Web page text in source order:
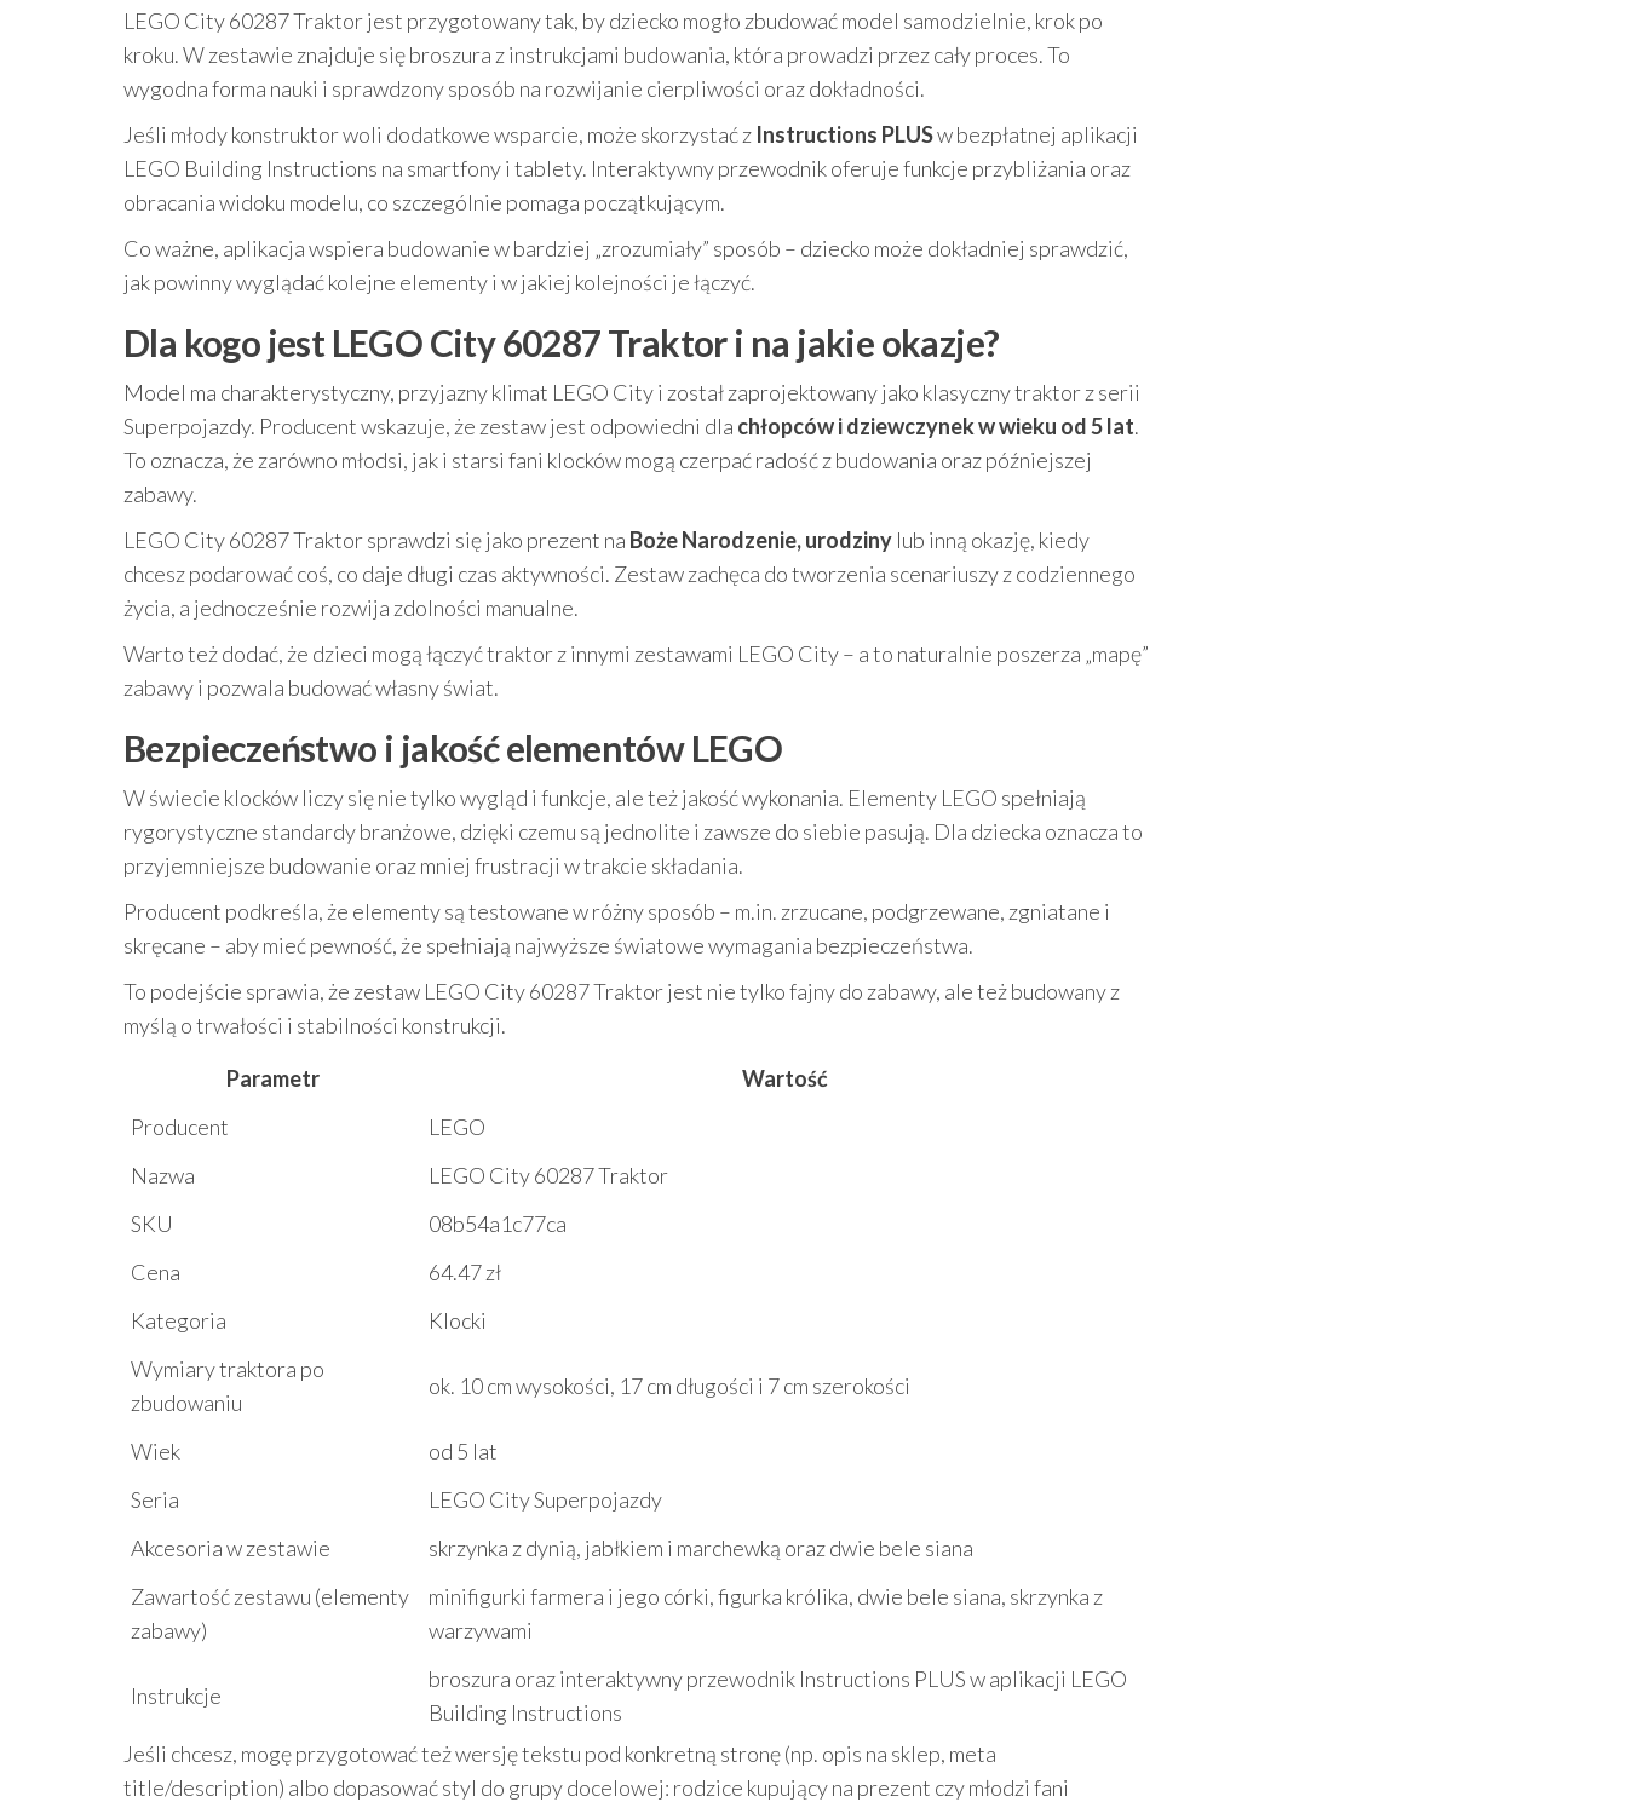
LEGO City 60287 Traktor jest przygotowany tak, by dziecko mogło zbudować model samodzielnie, krok po
kroku. W zestawie znajduje się broszura z instrukcjami budowania, która prowadzi przez cały proces. To
wygodna forma nauki i sprawdzony sposób na rozwijanie cierpliwości oraz dokładności.
Jeśli młody konstruktor woli dodatkowe wsparcie, może skorzystać z Instructions PLUSw bezpłatnej aplikacji
LEGO Building Instructions na smartfony i tablety. Interaktywny przewodnik oferuje funkcje przybliżania oraz
obracania widoku modelu, co szczególnie pomaga początkującym.
Co ważne, aplikacja wspiera budowanie w bardziej „zrozumiały” sposób – dziecko może dokładniej sprawdzić,
jak powinny wyglądać kolejne elementy i w jakiej kolejności je łączyć.
Dla kogo jest LEGO City 60287 Traktor i na jakie okazje?
Model ma charakterystyczny, przyjazny klimat LEGO City i został zaprojektowany jako klasyczny traktor z serii
Superpojazdy. Producent wskazuje, że zestaw jest odpowiedni dla chłopców i dziewczynek w wieku od 5 lat.
To oznacza, że zarówno młodsi, jak i starsi fani klocków mogą czerpać radość z budowania oraz późniejszej
zabawy.
LEGO City 60287 Traktor sprawdzi się jako prezent na Boże Narodzenie, urodziny lub inną okazję, kiedy
chcesz podarować coś, co daje długi czas aktywności. Zestaw zachęca do tworzenia scenariuszy z codziennego
życia, a jednocześnie rozwija zdolności manualne.
Warto też dodać, że dzieci mogą łączyć traktor z innymi zestawami LEGO City – a to naturalnie poszerza „mapę”
zabawy i pozwala budować własny świat.
Bezpieczeństwo i jakość elementów LEGO
W świecie klocków liczy się nie tylko wygląd i funkcje, ale też jakość wykonania. Elementy LEGO spełniają
rygorystyczne standardy branżowe, dzięki czemu są jednolite i zawsze do siebie pasują. Dla dziecka oznacza to
przyjemniejsze budowanie oraz mniej frustracji w trakcie składania.
Producent podkreśla, że elementy są testowane w różny sposób – m.in. zrzucane, podgrzewane, zgniatane i
skręcane – aby mieć pewność, że spełniają najwyższe światowe wymagania bezpieczeństwa.
To podejście sprawia, że zestaw LEGO City 60287 Traktor jest nie tylko fajny do zabawy, ale też budowany z
myślą o trwałości i stabilności konstrukcji.
Parametr
Wartość
Producent
LEGO
Nazwa
LEGO City 60287 Traktor
SKU
08b54a1c77ca
Cena
64.47 zł
Kategoria
Klocki
Wymiary traktora po
zbudowaniu
ok. 10 cm wysokości, 17 cm długości i 7 cm szerokości
Wiek
od 5 lat
Seria
LEGO City Superpojazdy
Akcesoria w zestawie
skrzynka z dynią, jabłkiem i marchewką oraz dwie bele siana
Zawartość zestawu (elementy
zabawy)
minifigurki farmera i jego córki, figurka królika, dwie bele siana, skrzynka z
warzywami
Instrukcje
broszura oraz interaktywny przewodnik Instructions PLUS w aplikacji LEGO
Building Instructions
Jeśli chcesz, mogę przygotować też wersję tekstu pod konkretną stronę (np. opis na sklep, meta
title/description) albo dopasować styl do grupy docelowej: rodzice kupujący na prezent czy młodzi fani